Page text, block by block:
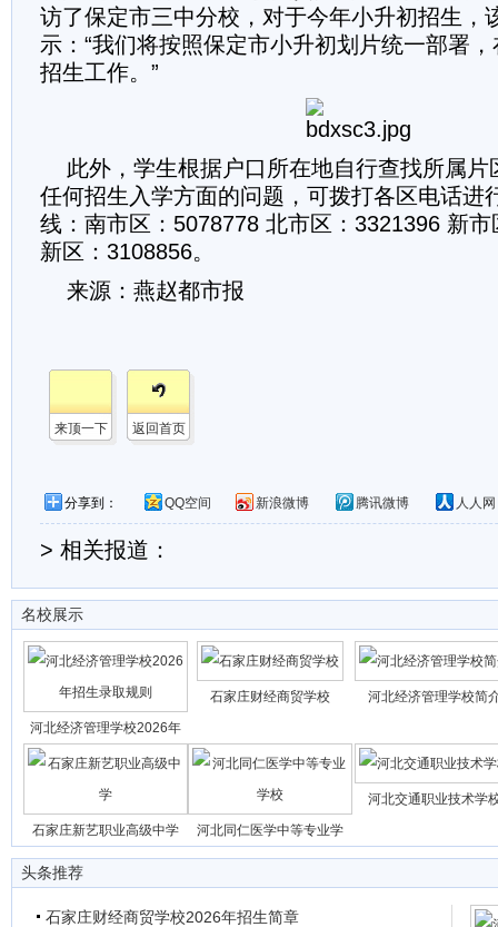
访了保定市三中分校，对于今年小升初招生，
示：“我们将按照保定市小升初划片统一部署
招生工作。”
此外，学生根据户口所在地自行查找所属片
任何招生入学方面的问题，可拨打各区电话进
线：南市区：5078778 北市区：3321396 新
新区：3108856。
来源：燕赵都市报
来顶一下 返回首页
分享到： QQ空间 新浪微博 腾讯微博 人人网
> 相关报道：
名校展示
河北经济管理学校2026年
石家庄财经商贸学校 河北经济管理学校简
石家庄新艺职业高级中学 河北同仁医学中等专业学
河北交通职业技术学
头条推荐
石家庄财经商贸学校2026年招生简章